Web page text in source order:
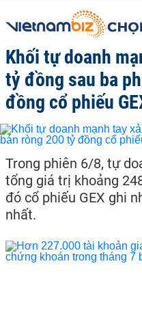
Khối tự doanh
tỷ đồng sau ba
đồng cổ phiếu
Trong phiên 6/8, tự
tổng giá trị khoảng
đó cổ phiếu GEX ghi
nhất.